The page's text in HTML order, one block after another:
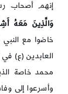
إنهم أصحاب
وَالَّذِينَ مَعَهُ
خاضوا مع
العابدين (ع)
محمد خاصة
وأسرعوا إلى